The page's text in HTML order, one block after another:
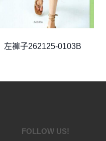
左褲子262125-0103B
FOLLOW US!